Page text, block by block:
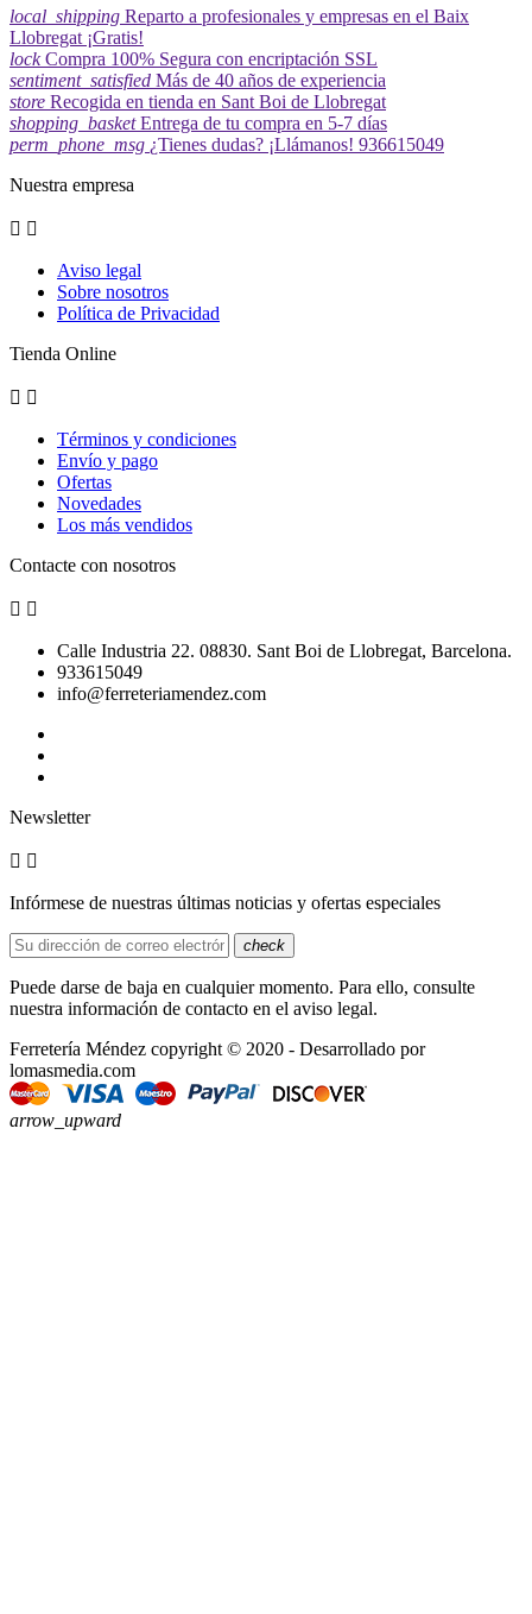
local_shipping Reparto a profesionales y empresas en el Baix
Llobregat ¡Gratis!
lock Compra 100% Segura con encriptación SSL
sentiment_satisfied Más de 40 años de experiencia
store Recogida en tienda en Sant Boi de Llobregat
shopping_basket Entrega de tu compra en 5-7 días
perm_phone_msg ¿Tienes dudas? ¡Llámanos! 936615049
Nuestra empresa
 
Aviso legal
Sobre nosotros
Política de Privacidad
Tienda Online
 
Términos y condiciones
Envío y pago
Ofertas
Novedades
Los más vendidos
Contacte con nosotros
 
Calle Industria 22. 08830. Sant Boi de Llobregat, Barcelona.
933615049
info@ferreteriamendez.com
Newsletter
 
Infórmese de nuestras últimas noticias y ofertas especiales
check
Puede darse de baja en cualquier momento. Para ello, consulte
nuestra información de contacto en el aviso legal.
Ferretería Méndez copyright © 2020 - Desarrollado por
lomasmedia.com
arrow_upward